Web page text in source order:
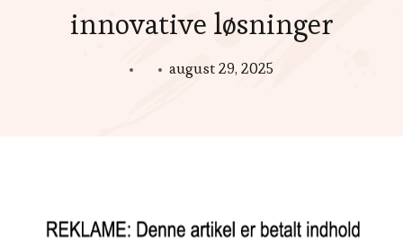
innovative løsninger
august 29, 2025